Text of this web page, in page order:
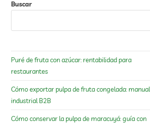
Buscar
Puré de fruta con azúcar: rentabilidad para
restaurantes
Cómo exportar pulpa de fruta congelada: manual
industrial B2B
Cómo conservar la pulpa de maracuyá: guía con